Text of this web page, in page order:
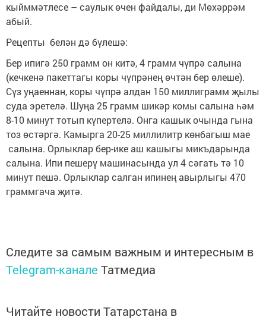
кыйммәтлесе – саулык өчен файдалы, ди Мөхәррәм
абый.
Рецепты белән дә бүлешә:
Бер ипигә 250 грамм он китә, 4 грамм чүпрә салына
(кечкенә пакеттагы коры чүпрәнең өчтән бер өлеше).
Сүз уңаеннан, коры чүпрә алдан 150 миллиграмм җылы
суда эретелә. Шуңа 25 грамм шикәр комы салына һәм
8-10 минут тотып күпертелә. Онга кашык очында гына
тоз өстәргә. Камырга 20-25 миллилитр көнбагыш мае
салына. Орлыклар бер-ике аш кашыгы микъдарында
салына. Ипи пешерү машинасында ул 4 сәгать тә 10
минут пешә. Орлыклар салган ипинең авырлыгы 470
граммгача җитә.
Следите за самым важным и интересным в
Telegram-канале Татмедиа
Читайте новости Татарстана в